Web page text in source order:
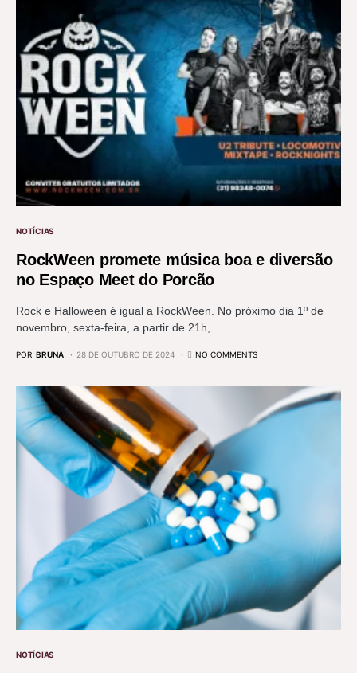
NOTÍCIAS
RockWeen promete música boa e diversão
no Espaço Meet do Porcão
Rock e Halloween é igual a RockWeen. No próximo dia 1º de
novembro, sexta-feira, a partir de 21h,…
POR BRUNA 28 DE OUTUBRO DE 2024 NO COMMENTS
NOTÍCIAS